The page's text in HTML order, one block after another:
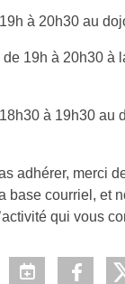
à 20h30 au
19h à 20h30 à
à 19h30 au
adhérer, merci
base courriel, et
qui vous